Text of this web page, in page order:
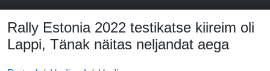
Rally Estonia 2022 testikatse kiireim oli
Lappi, Tänak näitas neljandat aega